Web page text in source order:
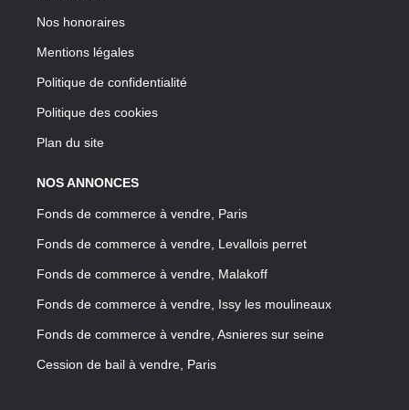
Nos honoraires
Mentions légales
Politique de confidentialité
Politique des cookies
Plan du site
NOS ANNONCES
Fonds de commerce à vendre, Paris
Fonds de commerce à vendre, Levallois perret
Fonds de commerce à vendre, Malakoff
Fonds de commerce à vendre, Issy les moulineaux
Fonds de commerce à vendre, Asnieres sur seine
Cession de bail à vendre, Paris